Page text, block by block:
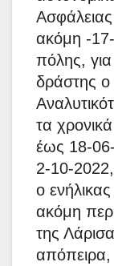
Ασφάλειας
ακόμη -17-
πόλης, για
δράστης ο
τα
έως 18-
2-10-
ο
ακόμη
της
απόπειρα,